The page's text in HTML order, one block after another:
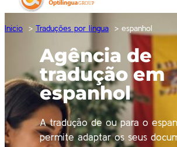
Inicio Traduções por língua espanhol
Agência de
tradução em
espanhol
A tradução de ou para o
permite adaptar os seus